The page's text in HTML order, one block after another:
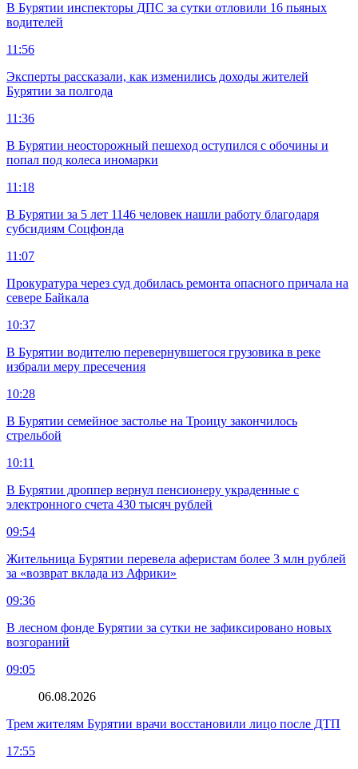
В Бурятии инспекторы ДПС за сутки отловили 16 пьяных
водителей
11:56
Эксперты рассказали, как изменились доходы жителей
Бурятии за полгода
11:36
В Бурятии неосторожный пешеход оступился с обочины и
попал под колеса иномарки
11:18
В Бурятии за 5 лет 1146 человек нашли работу благодаря
субсидиям Соцфонда
11:07
Прокуратура через суд добилась ремонта опасного причала на
севере Байкала
10:37
В Бурятии водителю перевернувшегося грузовика в реке
избрали меру пресечения
10:28
В Бурятии семейное застолье на Троицу закончилось
стрельбой
10:11
В Бурятии дроппер вернул пенсионеру украденные с
электронного счета 430 тысяч рублей
09:54
Жительница Бурятии перевела аферистам более 3 млн рублей
за «возврат вклада из Африки»
09:36
В лесном фонде Бурятии за сутки не зафиксировано новых
возгораний
09:05
06.08.2026
Трем жителям Бурятии врачи восстановили лицо после ДТП
17:55